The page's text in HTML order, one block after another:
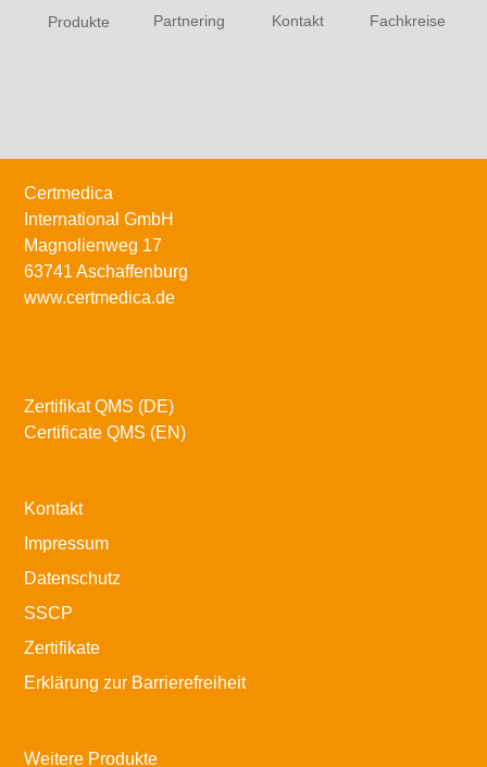
Produkte Partnering Kontakt Fachkreise
Certmedica
International GmbH
Magnolienweg 17
63741 Aschaffenburg
www.certmedica.de
Zertifikat QMS (DE)
Certificate QMS (EN)
Kontakt
Impressum
Datenschutz
SSCP
Zertifikate
Erklärung zur Barrierefreiheit
Weitere Produkte